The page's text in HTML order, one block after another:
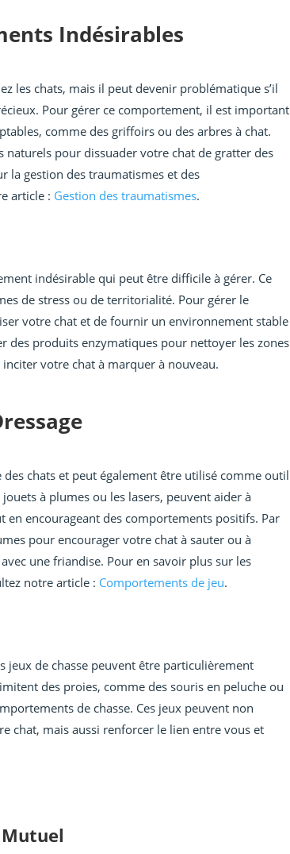
Indésirables
les chats, mais il peut devenir problématique s’il
Pour gérer ce comportement, il est important
comme des griffoirs ou des arbres à chat.
pour dissuader votre chat de gratter des
la gestion des traumatismes et des
article : Gestion des traumatismes.
indésirable qui peut être difficile à gérer. Ce
de stress ou de territorialité. Pour gérer le
votre chat et de fournir un environnement stable
des produits enzymatiques pour nettoyer les zones
votre chat à marquer à nouveau.
chats et peut également être utilisé comme outil
à plumes ou les lasers, peuvent aider à
encourageant des comportements positifs. Par
pour encourager votre chat à sauter ou à
une friandise. Pour en savoir plus sur les
notre article : Comportements de jeu.
jeux de chasse peuvent être particulièrement
des proies, comme des souris en peluche ou
de chasse. Ces jeux peuvent non
chat, mais aussi renforcer le lien entre vous et